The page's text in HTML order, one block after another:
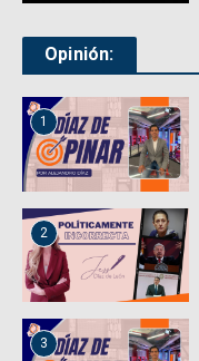
Opinión:
1
2
3